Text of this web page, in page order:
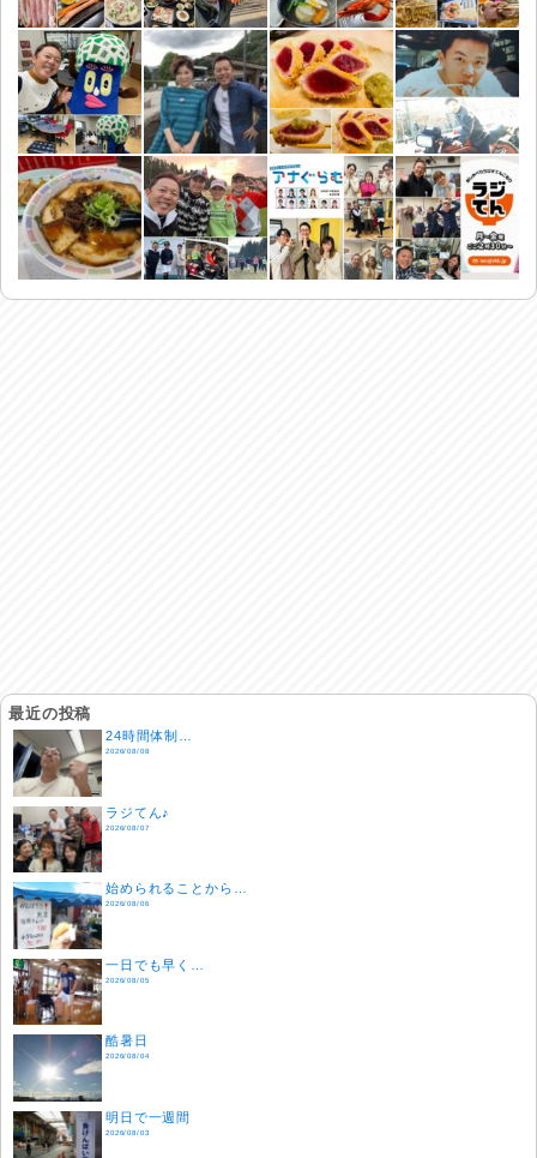
最近の投稿
24時間体制…
2026/08/08
ラジてん♪
2026/08/07
始められることから…
2026/08/06
一日でも早く…
2026/08/05
酷暑日
2026/08/04
明日で一週間
2026/08/03